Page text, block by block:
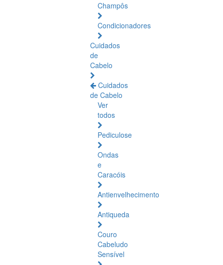
Champôs
Condicionadores
Cuidados
de
Cabelo
Cuidados
de Cabelo
Ver
todos
Pediculose
Ondas
e
Caracóis
Antienvelhecimento
Antiqueda
Couro
Cabeludo
Sensível